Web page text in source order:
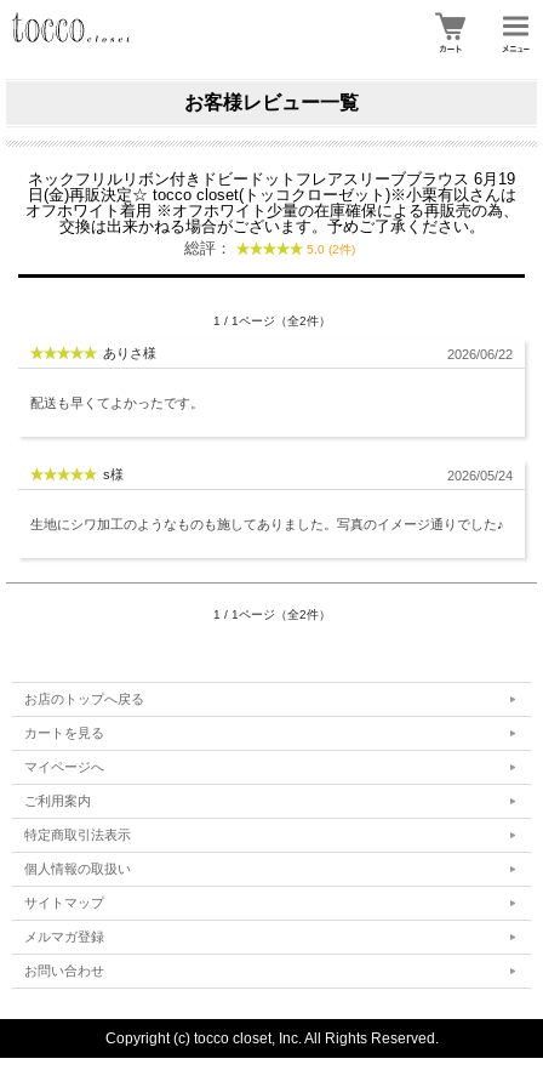
お客様レビュー一覧
ネックフリルリボン付きドビードットフレアスリーブブラウス 6月19
日(金)再販決定☆ tocco closet(トッコクローゼット)※小栗有以さんは
オフホワイト着用 ※オフホワイト少量の在庫確保による再販売の為、
交換は出来かねる場合がございます。予めご了承ください。
総評：
5.0 (2件)
1 / 1ページ（全2件）
ありさ様 2026/06/22
配送も早くてよかったです。
s様 2026/05/24
生地にシワ加工のようなものも施してありました。写真のイメージ通りでした♪
1 / 1ページ（全2件）
お店のトップへ戻る
カートを見る
マイページへ
ご利用案内
特定商取引法表示
個人情報の取扱い
サイトマップ
メルマガ登録
お問い合わせ
Copyright (c) tocco closet, Inc. All Rights Reserved.